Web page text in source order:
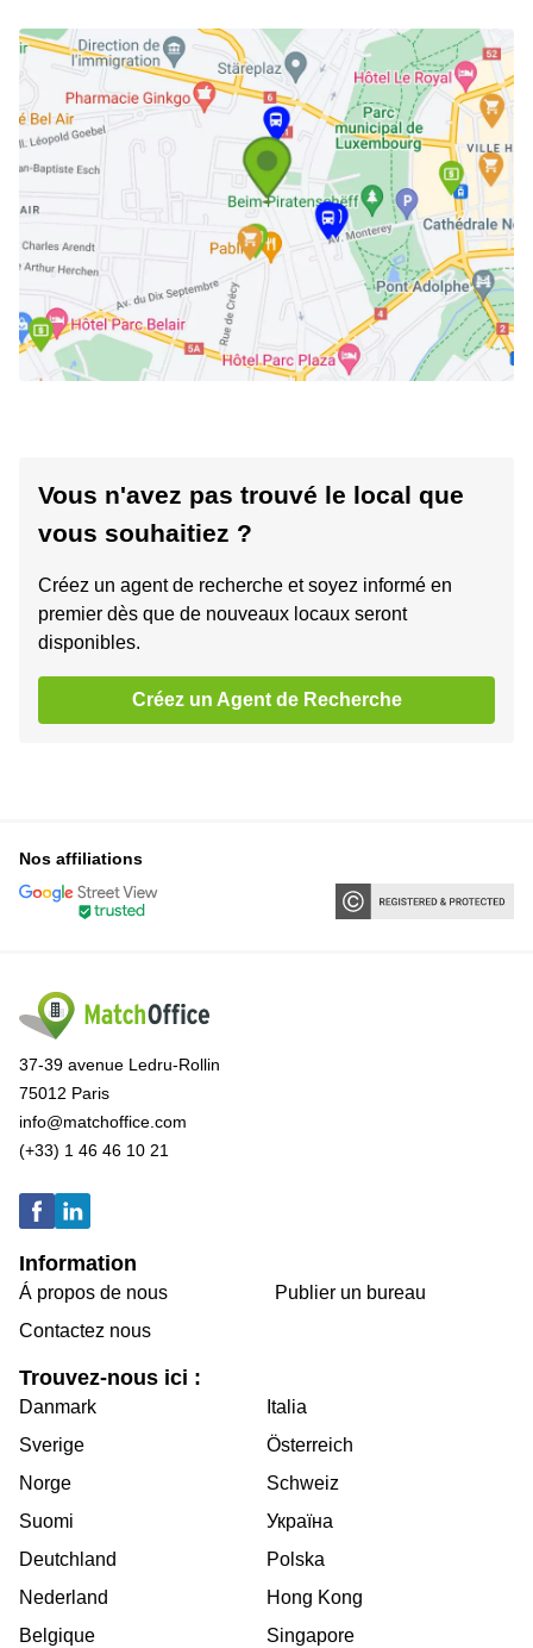
Vous n'avez pas trouvé le local que
vous souhaitiez ?
Créez un agent de recherche et soyez informé en
premier dès que de nouveaux locaux seront
disponibles.
Créez un Agent de Recherche
Nos affiliations
37-39 avenue Ledru-Rollin
75012 Paris
info@matchoffice.com
(+33) 1 46 46 10 21
Information
Á propos de nous
Contactez nous
Publier un bureau
Trouvez-nous ici :
Danmark
Sverige
Norge
Suomi
Deutchland
Nederland
Belgique
Italia
Österreich
Schweiz
Україна
Polska
Hong Kong
Singapore